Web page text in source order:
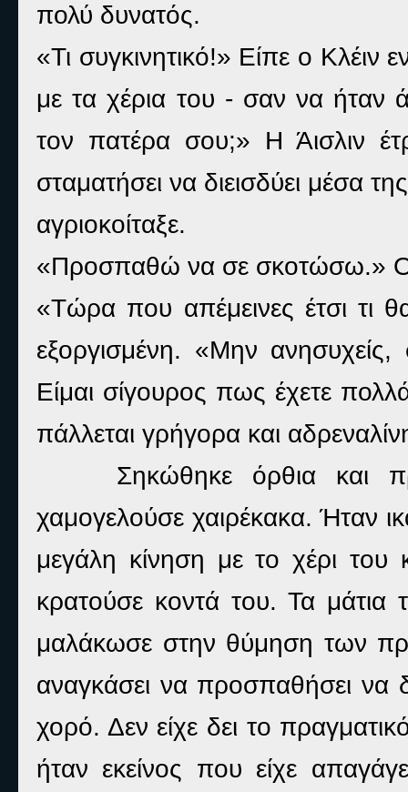
πολύ δυνατός.
«Τι συγκινητικό!» Είπε ο Κλέιν
με τα χέρια του - σαν να ήταν
τον πατέρα σου;» Η Άισλιν
σταματήσει να διεισδύει μέσα
αγριοκοίταξε.
«Προσπαθώ να σε σκοτώσω.» Ο
«Τώρα που απέμεινες έτσι τι
εξοργισμένη. «Μην
Είμαι σίγουρος πως έχετε
πάλλεται γρήγορα και
Σηκώθηκε όρθια και
χαμογελούσε χαιρέκακα. Ήταν
μεγάλη κίνηση με το χέρι
κρατούσε κοντά του. Τα μάτια
μαλάκωσε στην θύμηση των
αναγκάσει να προσπαθήσει να
χορό. Δεν είχε δει το
ήταν εκείνος που είχε